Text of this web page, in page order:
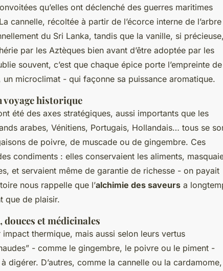
qu’elles ont déclenché des guerres maritimes
cannelle, récoltée à partir de l’écorce interne de l’arbre
du Sri Lanka, tandis que la vanille, si précieuse,
par les Aztèques bien avant d’être adoptée par les
souvent, c’est que chaque épice porte l’empreinte de
microclimat - qui façonne sa puissance aromatique.
voyage historique
été des axes stratégiques, aussi importants que les
arabes, Vénitiens, Portugais, Hollandais… tous se
de poivre, de muscade ou de gingembre. Ces
condiments : elles conservaient les aliments,
et servaient même de garantie de richesse - on payait
nous rappelle que l’alchimie des saveurs a
que de plaisir.
et médicinales
thermique, mais aussi selon leurs vertus
- comme le gingembre, le poivre ou le piment -
digérer. D’autres, comme la cannelle ou la cardamome,